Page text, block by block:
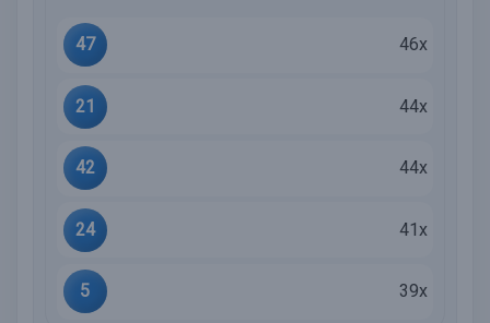
47 46x
21 44x
42 44x
24 41x
5 39x